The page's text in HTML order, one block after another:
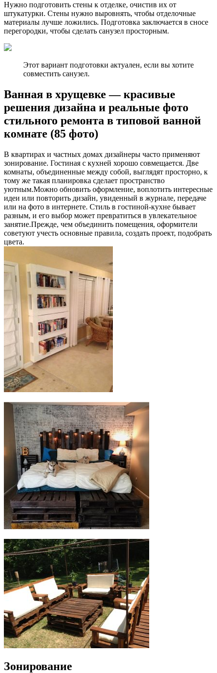
Нужно подготовить стены к отделке, очистив их от
штукатурки. Стены нужно выровнять, чтобы отделочные
материалы лучше ложились. Подготовка заключается в сносе
перегородки, чтобы сделать санузел просторным.
Этот вариант подготовки актуален, если вы хотите
совместить санузел.
Ванная в хрущевке — красивые
решения дизайна и реальные фото
стильного ремонта в типовой ванной
комнате (85 фото)
В квартирах и частных домах дизайнеры часто применяют
зонирование. Гостиная с кухней хорошо совмещается. Две
комнаты, объединенные между собой, выглядят просторно, к
тому же такая планировка сделает пространство
уютным.Можно обновить оформление, воплотить интересные
идеи или повторить дизайн, увиденный в журнале, передаче
или на фото в интернете. Стиль в гостиной-кухне бывает
разным, и его выбор может превратиться в увлекательное
занятие.Прежде, чем объединить помещения, оформители
советуют учесть основные правила, создать проект, подобрать
цвета.
Зонирование